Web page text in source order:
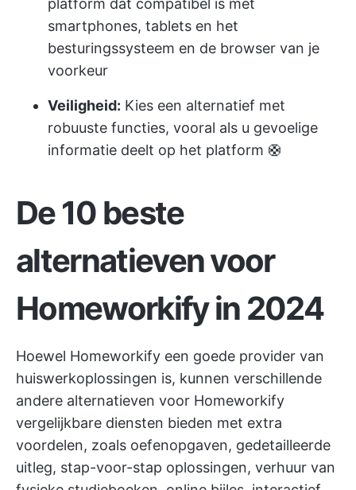
platform dat compatibel is met
smartphones, tablets en het
besturingssysteem en de browser van je
voorkeur
Veiligheid: Kies een alternatief met
robuuste functies, vooral als u gevoelige
informatie deelt op het platform 🛟
De 10 beste
alternatieven voor
Homeworkify in 2024
Hoewel Homeworkify een goede provider van
huiswerkoplossingen is, kunnen verschillende
andere alternatieven voor Homeworkify
vergelijkbare diensten bieden met extra
voordelen, zoals oefenopgaven, gedetailleerde
uitleg, stap-voor-stap oplossingen, verhuur van